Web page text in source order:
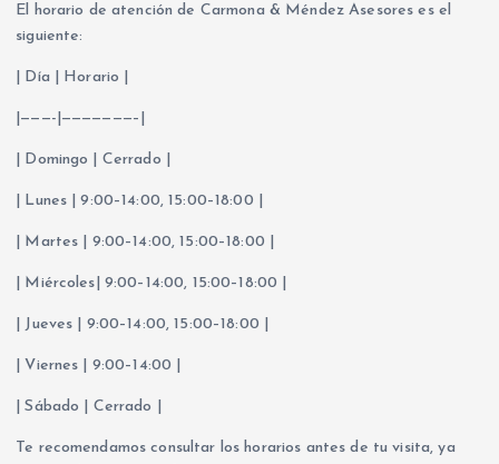
El horario de atención de Carmona & Méndez Asesores es el
siguiente:
| Día | Horario |
|———-|———————–|
| Domingo | Cerrado |
| Lunes | 9:00–14:00, 15:00–18:00 |
| Martes | 9:00–14:00, 15:00–18:00 |
| Miércoles| 9:00–14:00, 15:00–18:00 |
| Jueves | 9:00–14:00, 15:00–18:00 |
| Viernes | 9:00–14:00 |
| Sábado | Cerrado |
Te recomendamos consultar los horarios antes de tu visita, ya